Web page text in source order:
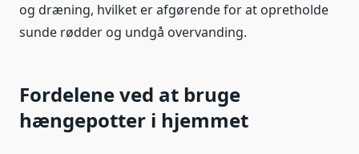
og dræning, hvilket er afgørende for at opretholde
sunde rødder og undgå overvanding.
Fordelene ved at bruge
hængepotter i hjemmet